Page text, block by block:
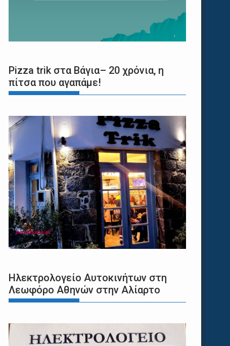
Pizza trik στα Βάγια– 20 χρόνια, η
πίτσα που αγαπάμε!
Ηλεκτρολογείο Αυτοκινήτων στη
Λεωφόρο Αθηνών στην Αλίαρτο